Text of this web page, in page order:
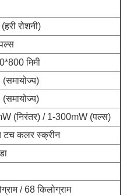
रोशनी)
मिमी
(निरंतर) / 1-300mW (पल्स)
टच कलर स्क्रीन
/ 68 किलोग्राम